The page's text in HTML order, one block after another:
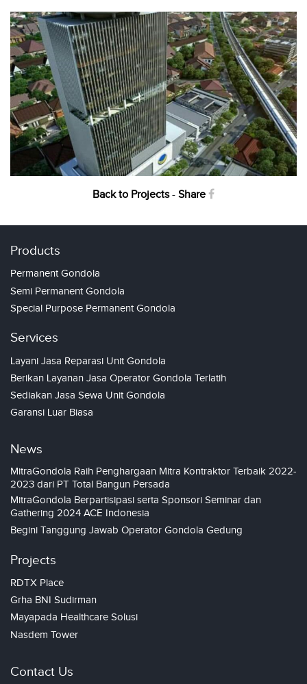
Back to Projects- Share
Products
Permanent Gondola
Semi Permanent Gondola
Special Purpose Permanent Gondola
Services
Layani Jasa Reparasi Unit Gondola
Berikan Layanan Jasa Operator Gondola Terlatih
Sediakan Jasa Sewa Unit Gondola
Garansi Luar Biasa
News
MitraGondola Raih Penghargaan Mitra Kontraktor Terbaik 2022-
2023 dari PT Total Bangun Persada
MitraGondola Berpartisipasi serta Sponsori Seminar dan
Gathering 2024 ACE Indonesia
Begini Tanggung Jawab Operator Gondola Gedung
Projects
RDTX Place
Grha BNI Sudirman
Mayapada Healthcare Solusi
Nasdem Tower
Contact Us